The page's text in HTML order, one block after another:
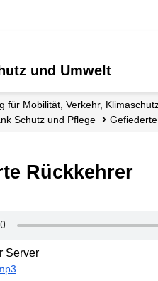
und Umwelt
für Mobilität, Verkehr,
Schutz und Pflege
Rückkehrer
Server